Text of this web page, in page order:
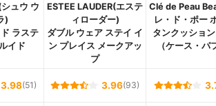
ュウ ウ
)
ラステ
イド
ESTEE LAUDER(エステ
ィローダー)
ダブル ウェア ステイ イ
ン プレイス メークアッ
プ
Clé de Peau
レ・ド・ポー
タンクッショ
（ケース・パ
3.98(51) 3.96(93)